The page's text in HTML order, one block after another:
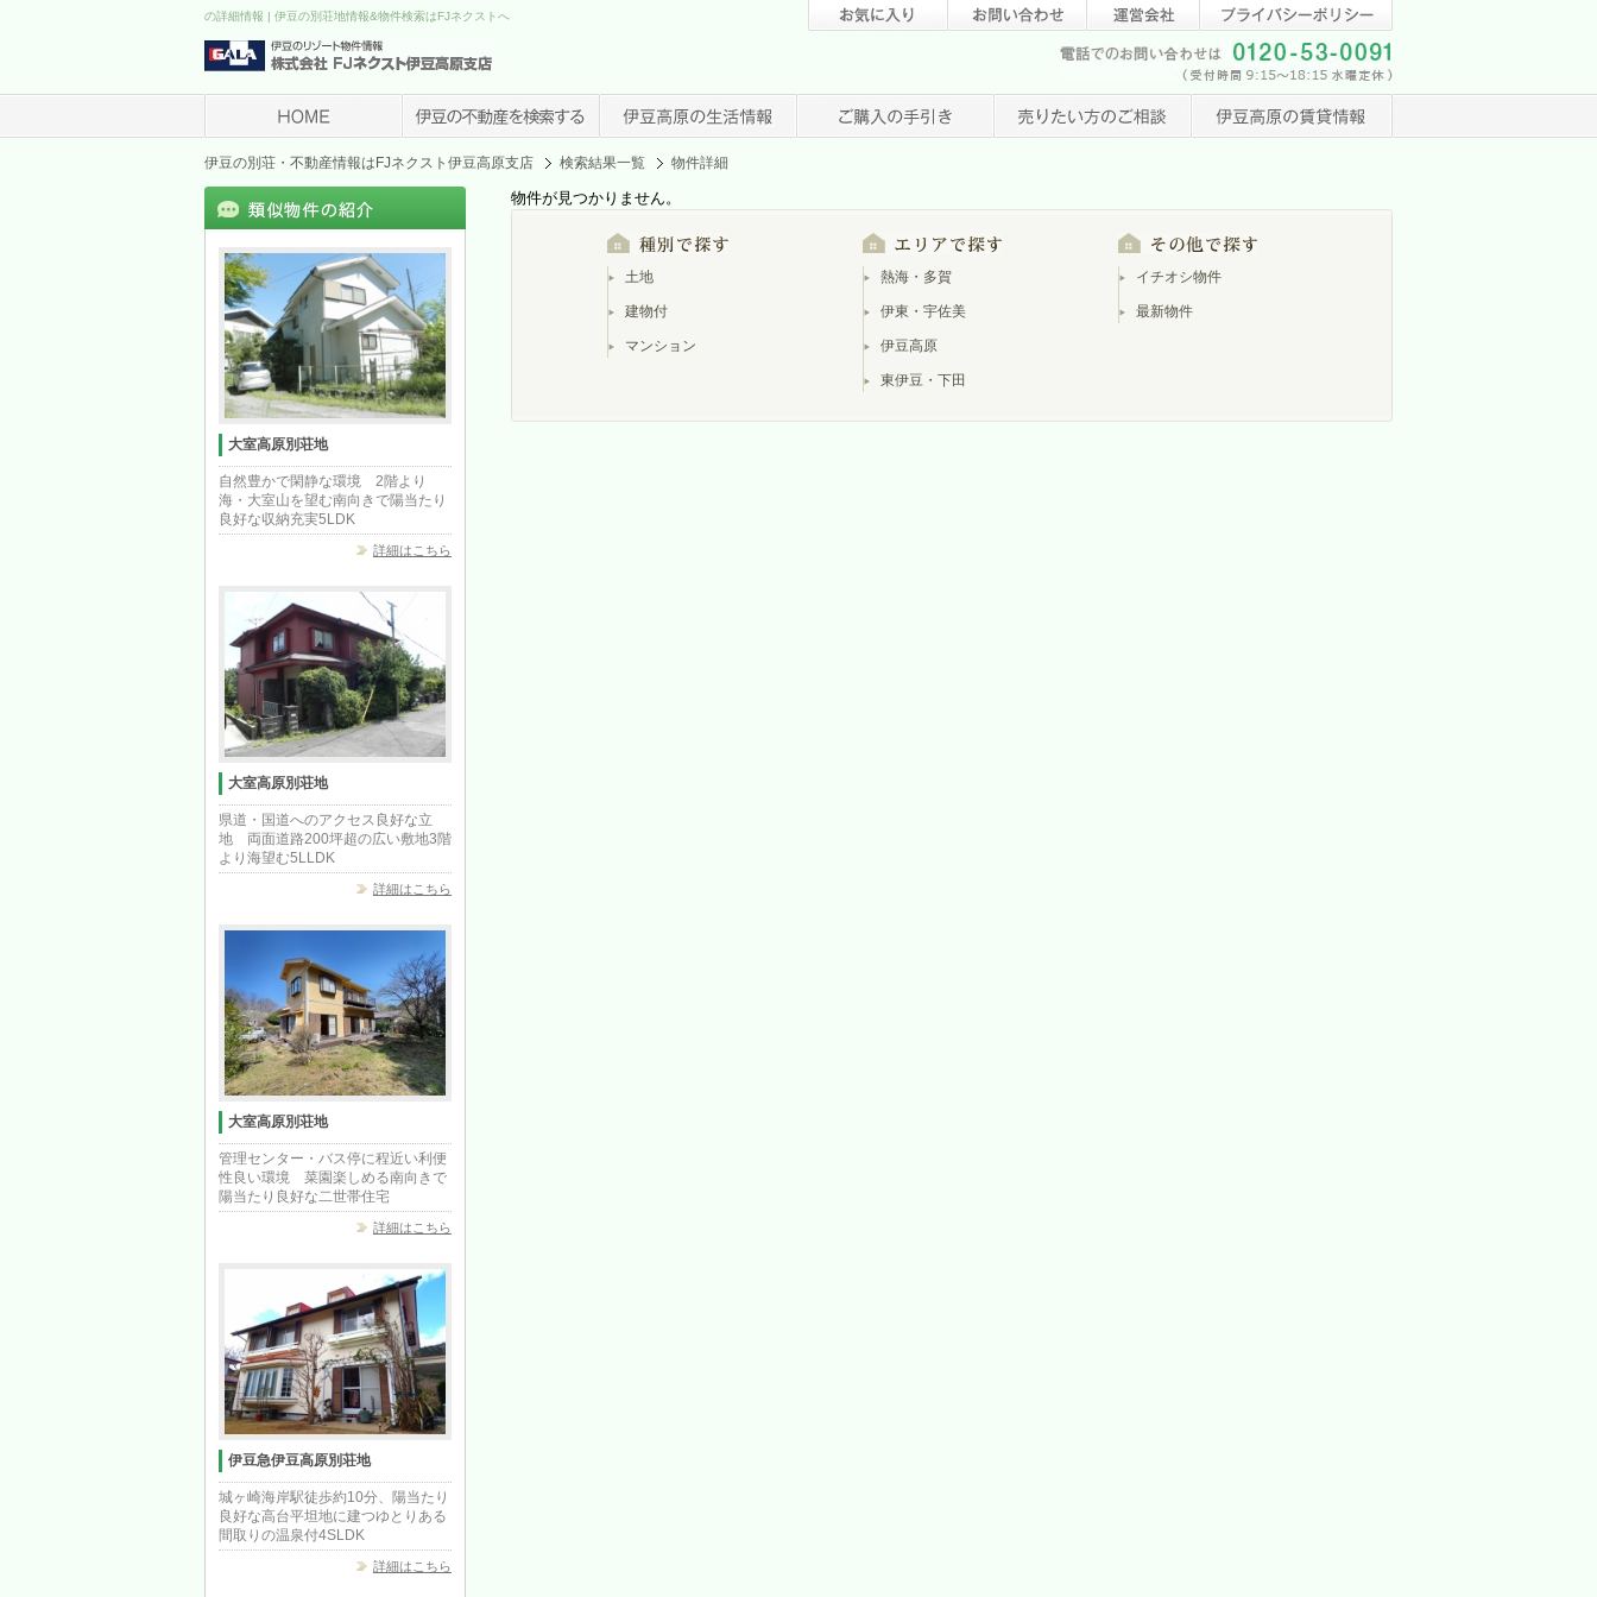
の詳細情報 | 伊豆の別荘地情報&物件検索はFJネクストへ
伊豆の別荘・不動産情報はFJネクスト伊豆高原支店 検索結果一覧 物件詳細
大室高原別荘地
自然豊かで閑静な環境 2階より
海・大室山を望む南向きで陽当たり
良好な収納充実5LDK
詳細はこちら
大室高原別荘地
県道・国道へのアクセス良好な立
地 両面道路200坪超の広い敷地3階
より海望む5LLDK
詳細はこちら
大室高原別荘地
管理センター・バス停に程近い利便
性良い環境 菜園楽しめる南向きで
陽当たり良好な二世帯住宅
詳細はこちら
伊豆急伊豆高原別荘地
城ヶ崎海岸駅徒歩約10分、陽当たり
良好な高台平坦地に建つゆとりある
間取りの温泉付4SLDK
詳細はこちら
物件が見つかりません。
土地
建物付
マンション
熱海・多賀
伊東・宇佐美
伊豆高原
東伊豆・下田
イチオシ物件
最新物件